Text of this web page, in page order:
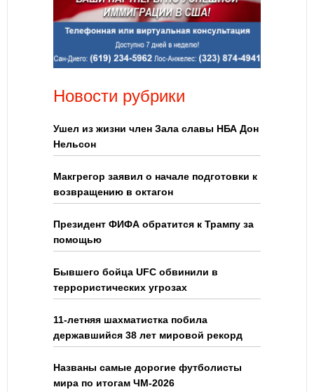
Новости рубрики
Ушел из жизни член Зала славы НБА Дон
Нельсон
Макгрегор заявил о начале подготовки к
возвращению в октагон
Президент ФИФА обратится к Трампу за
помощью
Бывшего бойца UFC обвинили в
террористических угрозах
11-летняя шахматистка побила
державшийся 38 лет мировой рекорд
Названы самые дорогие футболисты
мира по итогам ЧМ-2026